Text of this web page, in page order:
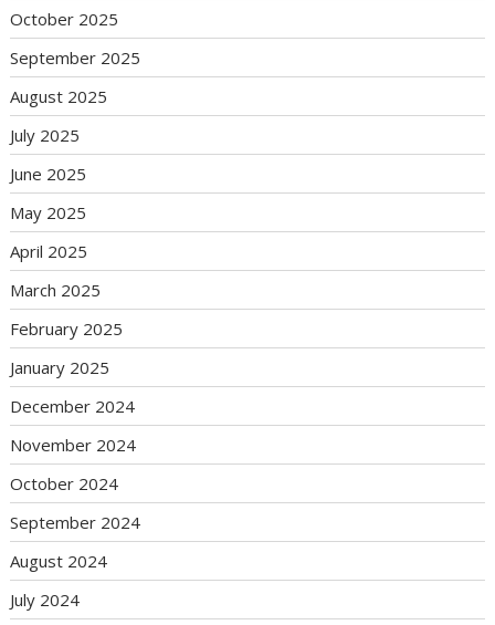
October 2025
September 2025
August 2025
July 2025
June 2025
May 2025
April 2025
March 2025
February 2025
January 2025
December 2024
November 2024
October 2024
September 2024
August 2024
July 2024